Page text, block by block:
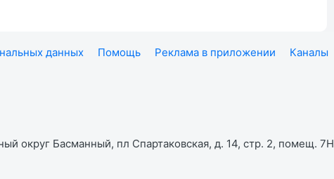
данных Помощь Реклама в приложении Каналы
округ Басманный, пл Спартаковская, д. 14, стр. 2, помещ. 7Н